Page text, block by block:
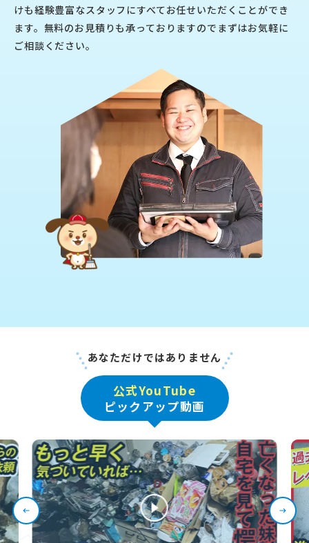
けも経験豊富なスタッフにすべてお任せいただくことができ
ます。無料のお見積りも承っておりますのでまずはお気軽に
ご相談ください。
あなただけではありません
公式YouTube
ピックアップ動画